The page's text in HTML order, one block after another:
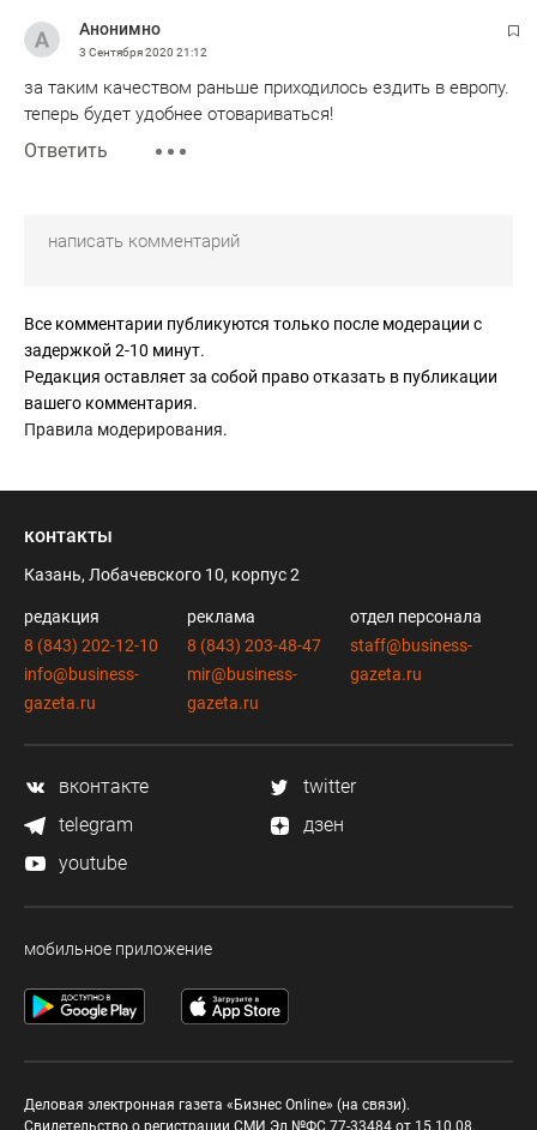
Анонимно
3 Сентября 2020 21:12
за таким качеством раньше приходилось ездить в европу.
теперь будет удобнее отовариваться!
Ответить
Все комментарии публикуются только после модерации с
задержкой 2-10 минут.
Редакция оставляет за собой право отказать в публикации
вашего комментария.
Правила модерирования.
контакты
Казань, Лобачевского 10, корпус 2
редакция
8 (843) 202-12-10
info@business-
gazeta.ru
реклама
8 (843) 203-48-47
mir@business-
gazeta.ru
отдел персонала
staff@business-
gazeta.ru
вконтакте
twitter
telegram
дзен
youtube
мобильное приложение
Деловая электронная газета «Бизнес Online» (на связи).
Свидетельство о регистрации СМИ Эл №ФС 77-33484 от 15.10.08.